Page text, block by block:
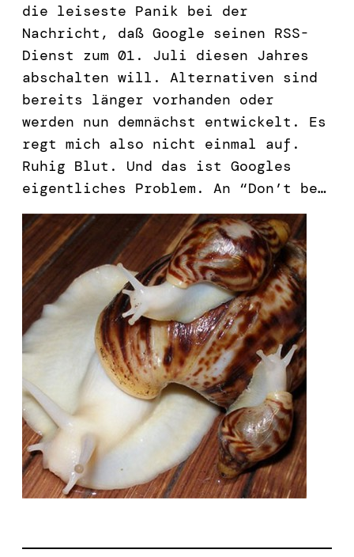
die leiseste Panik bei der
Nachricht, daß Google seinen RSS-
Dienst zum 01. Juli diesen Jahres
abschalten will. Alternativen sind
bereits länger vorhanden oder
werden nun demnächst entwickelt. Es
regt mich also nicht einmal auf.
Ruhig Blut. Und das ist Googles
eigentliches Problem. An “Don’t be…